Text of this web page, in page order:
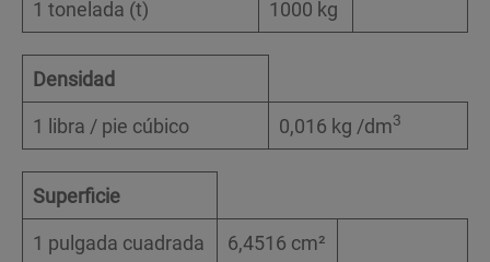
1 tonelada (t)
1000 kg
Densidad
1 libra / pie cúbico
0,016 kg /dm3
Superficie
1 pulgada cuadrada
6,4516 cm²